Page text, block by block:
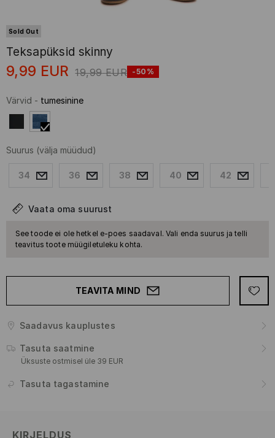
Sold Out
Teksapüksid skinny
9,99 EUR 19,99 EUR -50%
Värvid - tumesinine
Suurus (välja müüdud)
34 36 38 40 42
Vaata oma suurust
See toode ei ole hetkel e-poes saadaval. Vali enda suurus ja telli
teavitus toote müügiletuleku kohta.
TEAVITA MIND
Saadavus kauplustes
Tasuta saatmine
Üksuste ostmisel üle 39 EUR
Tasuta tagastamine
KIRJELDUS